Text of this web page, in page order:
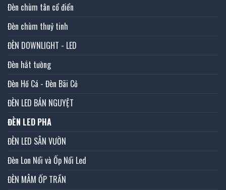
Đèn chùm tân cổ điển
Đèn chùm thuỷ tinh
ĐÈN DOWNLIGHT - LED
Đèn hắt tường
Đèn Hồ Cá - Đèn Bãi Cỏ
ĐÈN LED BÁN NGUYỆT
ĐÈN LED PHA
ĐÈN LED SÂN VƯỜN
Đèn Lon Nổi và Ốp Nổi Led
ĐÈN MÂM ỐP TRẦN